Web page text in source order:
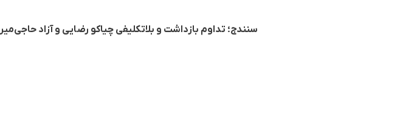
سنندج؛ تداوم بازداشت و بلاتکلیفی چیاکو رضایی و آزاد